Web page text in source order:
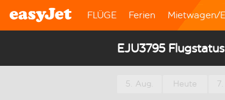
FLÜGE Ferien Mietwagen/
EJU3795 Flugstatus
5. Aug. Heute